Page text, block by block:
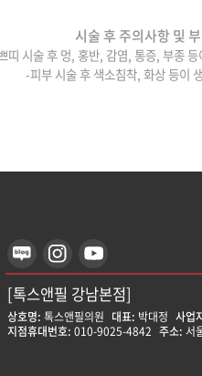
시술 후 주의사항 및
띠 시술 후 멍, 홍반, 감염, 통증, 부종 등
-피부 시술 후 색소침착, 화상 등이
[톡스앤필 강남본점]
상호명: 톡스앤필의원 대표: 박대정 사업
지점휴대번호: 010-9025-4842 주소: 서